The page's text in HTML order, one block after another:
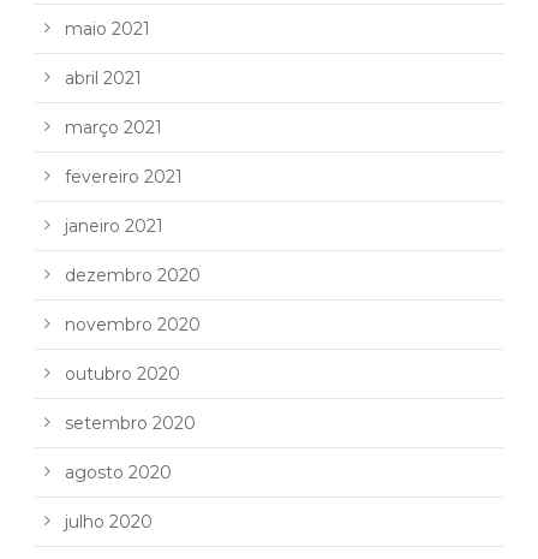
maio 2021
abril 2021
março 2021
fevereiro 2021
janeiro 2021
dezembro 2020
novembro 2020
outubro 2020
setembro 2020
agosto 2020
julho 2020